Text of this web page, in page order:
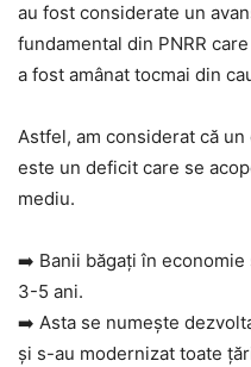
au fost considerate un
fundamental din PNRR
a fost amânat tocmai din
Astfel, am considerat că
este un deficit care se
mediu.
➡️ Banii băgați în
3-5 ani.
➡️ Asta se numește
și s-au modernizat toate